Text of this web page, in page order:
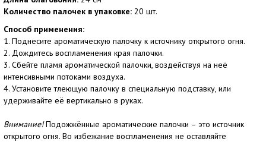
Количество палочек в упаковке: 20 шт.
Способ применения:
1. Поднесите ароматическую палочку к источнику открытого огня.
2. Дождитесь воспламенения края палочки.
3. Сбейте пламя ароматической палочки, воздействуя на неё
интенсивными потоками воздуха.
4. Установите тлеющую палочку в специальную подставку, или
удерживайте её вертикально в руках.
Внимание!Подожжённые ароматические палочки – это источник
открытого огня. Во избежание воспламенения не оставляйте